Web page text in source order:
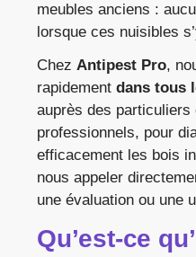
meubles anciens :
lorsque ces nuisibles
Chez Antipest Pro,
rapidement dans tous
auprès des particuliers
professionnels, pour
efficacement les bois
nous appeler
une évaluation ou une
Qu’est-ce